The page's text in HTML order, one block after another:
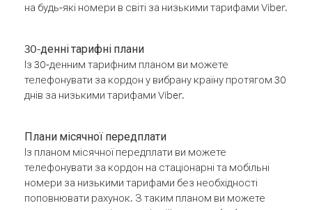
на будь-які номери в світі за низькими тарифами Viber.
30-денні тарифні плани
Із 30-денним тарифним планом ви можете
телефонувати за кордон у вибрану країну протягом 30
днів за низькими тарифами Viber.
Плани місячної передплати
Із планом місячної передплати ви можете
телефонувати за кордон на стаціонарні та мобільні
номери за низькими тарифами без необхідності
поповнювати рахунок. З таким планом ви можете